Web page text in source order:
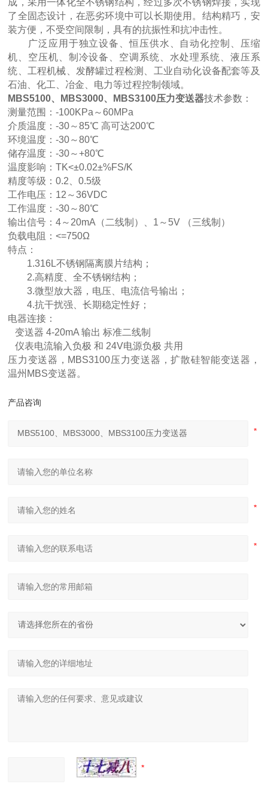
成，采用一体化全不锈钢结构，经过多次不锈钢焊接，实现
了全固态设计，在恶劣环境中可以长期使用。结构精巧，安
装方便，不受空间限制，具有的抗振性和抗冲击性。
广泛应用于独立设备、恒压供水、自动化控制、压缩
机、空压机、制冷设备、空调系统、水处理系统、液压系
统、工程机械、发酵罐过程检测、工业自动化设备配套等及
石油、化工、冶金、电力等过程控制领域。
MBS5100、MBS3000、MBS3100压力变送器技术参数：
测量范围：-100KPa～60MPa
介质温度：-30～85℃ 高可达200℃
环境温度：-30～80℃
储存温度：-30～+80℃
温度影响：TK<±0.02±%FS/K
精度等级：0.2、0.5级
工作电压：12～36VDC
工作温度：-30～80℃
输出信号：4～20mA（二线制）、1～5V （三线制）
负载电阻：<=750Ω
特点：
1.316L不锈钢隔离膜片结构；
2.高精度、全不锈钢结构；
3.微型放大器，电压、电流信号输出；
4.抗干扰强、长期稳定性好；
电器连接：
变送器 4-20mA 输出 标准二线制
仪表电流输入负极 和 24V电源负极 共用
压力变送器，MBS3100压力变送器，扩散硅智能变送器，
温州MBS变送器。
产品咨询